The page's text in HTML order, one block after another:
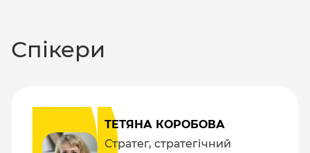
Спікери
ТЕТЯНА КОРОБОВА
Стратег, стратегічний